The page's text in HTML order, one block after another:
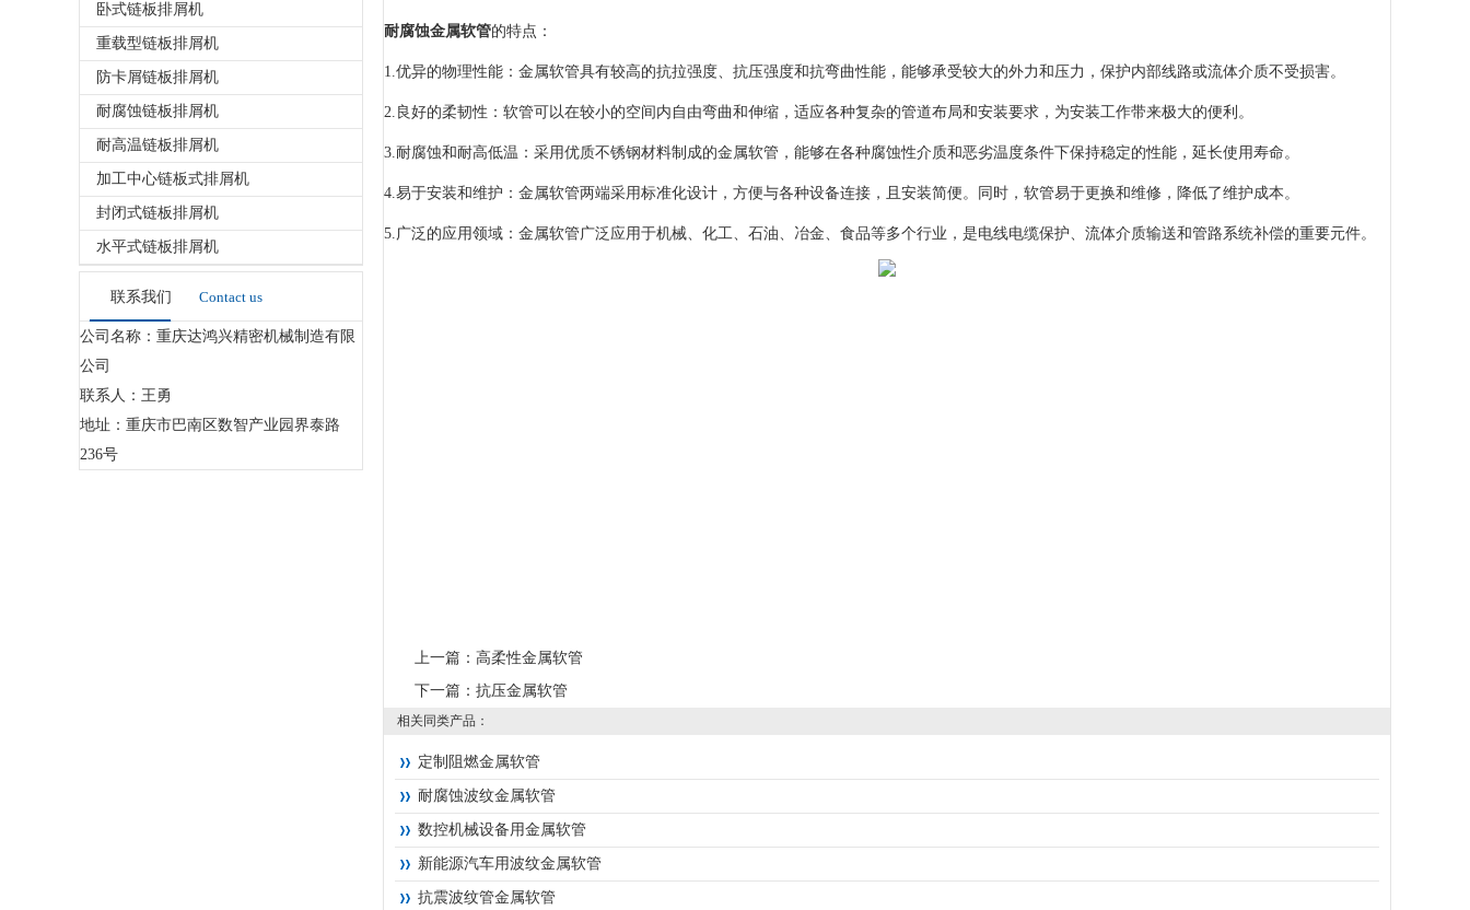
卧式链板排屑机
重载型链板排屑机
防卡屑链板排屑机
耐腐蚀链板排屑机
耐高温链板排屑机
加工中心链板式排屑机
封闭式链板排屑机
水平式链板排屑机
联系我们 Contact us
公司名称：重庆达鸿兴精密机械制造有限
公司
联系人：王勇
地址：重庆市巴南区数智产业园界泰路
236号
耐腐蚀金属软管的特点：
1.优异的物理性能：金属软管具有较高的抗拉强度、抗压强度和抗弯曲性能，能够承受较大的外力和压力，保护内部线路或流体介质不受损害。
2.良好的柔韧性：软管可以在较小的空间内自由弯曲和伸缩，适应各种复杂的管道布局和安装要求，为安装工作带来极大的便利。
3.耐腐蚀和耐高低温：采用优质不锈钢材料制成的金属软管，能够在各种腐蚀性介质和恶劣温度条件下保持稳定的性能，延长使用寿命。
4.易于安装和维护：金属软管两端采用标准化设计，方便与各种设备连接，且安装简便。同时，软管易于更换和维修，降低了维护成本。
5.广泛的应用领域：金属软管广泛应用于机械、化工、石油、冶金、食品等多个行业，是电线电缆保护、流体介质输送和管路系统补偿的重要元件。
上一篇： 高柔性金属软管
下一篇： 抗压金属软管
相关同类产品：
定制阻燃金属软管
耐腐蚀波纹金属软管
数控机械设备用金属软管
新能源汽车用波纹金属软管
抗震波纹管金属软管